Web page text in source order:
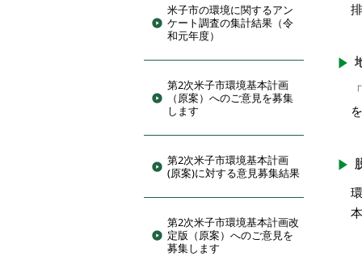
米子市の環境に関するアン
ケート調査の集計結果（令
和元年度）
第2次米子市環境基本計画
（原案）へのご意見を募集
します
第2次米子市環境基本計画
(原案)に対する意見募集結果
第2次米子市環境基本計画改
定版（原案）へのご意見を
募集します